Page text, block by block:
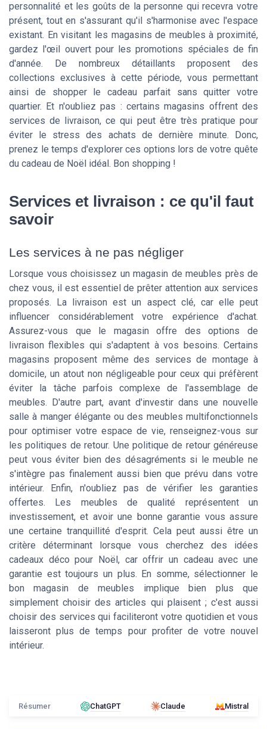
personnalité et les goûts de la personne qui recevra votre
présent, tout en s'assurant qu'il s'harmonise avec l'espace
existant. En visitant les magasins de meubles à proximité,
gardez l'œil ouvert pour les promotions spéciales de fin
d'année. De nombreux détaillants proposent des
collections exclusives à cette période, vous permettant
ainsi de shopper le cadeau parfait sans quitter votre
quartier. Et n'oubliez pas : certains magasins offrent des
services de livraison, ce qui peut être très pratique pour
éviter le stress des achats de dernière minute. Donc,
prenez le temps d'explorer ces options lors de votre quête
du cadeau de Noël idéal. Bon shopping !
Services et livraison : ce qu'il faut
savoir
Les services à ne pas négliger
Lorsque vous choisissez un magasin de meubles près de
chez vous, il est essentiel de prêter attention aux services
proposés. La livraison est un aspect clé, car elle peut
influencer considérablement votre expérience d'achat.
Assurez-vous que le magasin offre des options de
livraison flexibles qui s'adaptent à vos besoins. Certains
magasins proposent même des services de montage à
domicile, un atout non négligeable pour ceux qui préfèrent
éviter la tâche parfois complexe de l'assemblage de
meubles. D'autre part, avant d'investir dans une nouvelle
salle à manger élégante ou des meubles multifonctionnels
pour optimiser votre espace de vie, renseignez-vous sur
les politiques de retour. Une politique de retour généreuse
peut vous éviter bien des désagréments si le meuble ne
s'intègre pas finalement aussi bien que prévu dans votre
intérieur. Enfin, n'oubliez pas de vérifier les garanties
offertes. Les meubles de qualité représentent un
investissement, et avoir une bonne garantie vous assure
une certaine tranquillité d'esprit. Cela peut aussi être un
critère déterminant lorsque vous cherchez des idées
cadeaux déco pour Noël, car offrir un cadeau avec une
garantie est toujours un plus. En somme, sélectionner le
bon magasin de meubles implique bien plus que
simplement choisir des articles qui plaisent ; c'est aussi
choisir des services qui faciliteront votre quotidien et vous
laisseront plus de temps pour profiter de votre nouvel
intérieur.
Résumer ChatGPT Claude Mistral